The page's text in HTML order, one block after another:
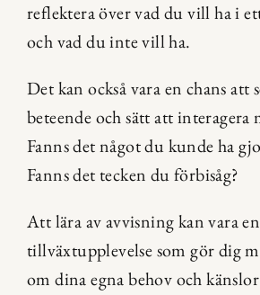
reflektera över vad du vill ha i
och vad du inte vill ha.
Det kan också vara en chans att
beteende och sätt att interagera
Fanns det något du kunde ha
Fanns det tecken du förbisåg?
Att lära av avvisning kan vara
tillväxtupplevelse som gör dig
om dina egna behov och